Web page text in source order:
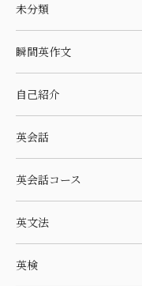
未分類
瞬間英作文
自己紹介
英会話
英会話コース
英文法
英検